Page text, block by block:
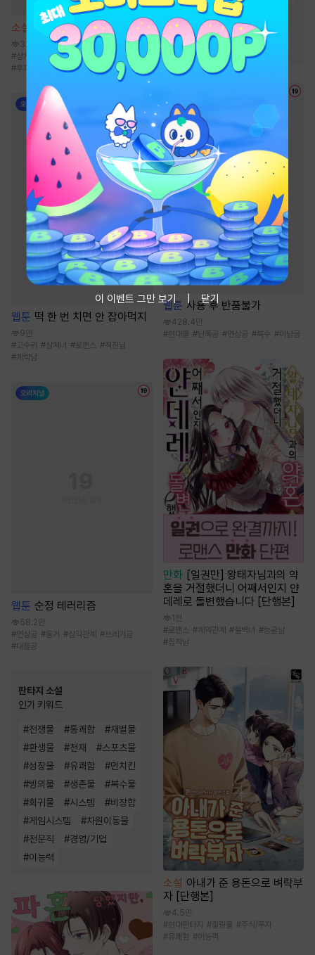
소설 엑스 남편 [단행본]
3.6만
#상처녀 계약연애/결혼 #몸정>맘정
#후회남 시월드
웹툰 떡 한 번 치면 안 잡아먹지
9만
#고수위 #상처녀 #로맨스 #직진남
# 계략남
웹툰 순정 테러리즘
58.2만
#연상공 #동거 #삼각관계 #쓰레기공
#대물공
판타지 소설
인기 키워드
#전쟁물 #통쾌함 #재벌물
#환생물 #천재 #스포츠물
#성장물 #유쾌함 #먼치킨
#빙의물 #생존물 #복수물
#회귀물 #시스템 #비장함
#게임시스템 #차원이동물
#전문직 #경영/기업
#이능력
초능력 #환생물
#
소설원작 #오피스물
동양풍 # 음식 복수물
웹툰 사용 후 반품불가
428.4만
#현대물 #난폭공 #연상공 #복수 #미남공
만화
[일권만] 왕태자님과의 약
혼을 거절했더니 어째서인지 얀
데레로 돌변했습니다 [단행본]
1천
#로맨스 #계약관계 #철벽녀 #능글남
#집착남
소설 아내가 준 용돈으로 벼락부
자 [단행본]
4.5만
#현대판타지 #힐링물 #주식/투자
#유쾌함 #이능력
이 이벤트 그만 보기 닫기